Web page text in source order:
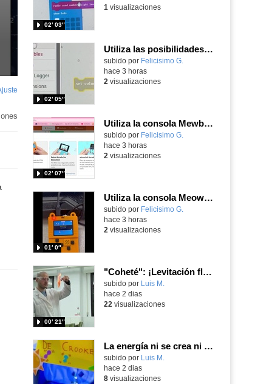
pantalla
02′ 03″
1 visualizaciones
Utiliza las posibilidades de tu microbit programando com MakeCode para medir temperatura y nivel de luz con Datalogger
Contenido educativo.
subido por Felicisimo G.
02′ 05″
hace 3 horas
2 visualizaciones
Utiliza la consola Mewbit de Kittenbot para llevar tus juegos arcade de MakeCode a tu mano
Contenido educativo.
subido por Felicisimo G.
02′ 07″
hace 3 horas
2 visualizaciones
Utiliza la consola Meowbit de KIttenbot para jugar con tus programas MakeCode Arcade
Contenido educativo.
subido por Felicisimo G.
01′ 0″
hace 3 horas
2 visualizaciones
"Coheté": ¡Levitación flamígera!
Contenido educativo.
subido por Luis M.
00′ 21″
hace 2 dias
22 visualizaciones
La energía ni se crea ni se destruye... ¡se experimenta! El Tierno en la Feria Madrid es Ciencia 2026
Contenido educativo.
subido por Luis M.
hace 2 dias
8visualizaciones